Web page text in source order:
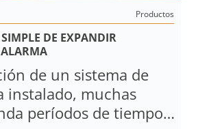
Productos
DE EXPANDIR
de un sistema de
instalado, muchas
períodos de tiempo